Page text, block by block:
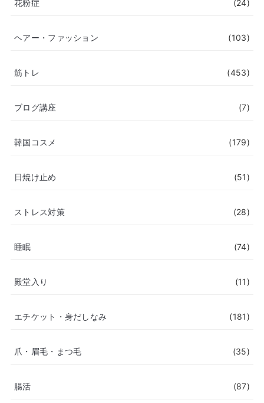
花粉症 (24)
ヘアー・ファッション (103)
筋トレ (453)
ブログ講座 (7)
韓国コスメ (179)
日焼け止め (51)
ストレス対策 (28)
睡眠 (74)
殿堂入り (11)
エチケット・身だしなみ (181)
爪・眉毛・まつ毛 (35)
腸活 (87)